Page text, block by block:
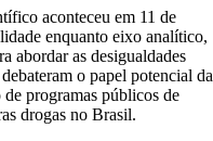
aconteceu em 11 de
enquanto eixo analítico,
abordar as desigualdades
o papel potencial da
programas públicos de
drogas no Brasil.